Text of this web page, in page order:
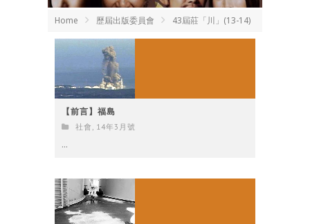
Home 歷屆出版委員會 43屆莊「川」(13-14)
【前言】福島
社會 , 14年3月號
...